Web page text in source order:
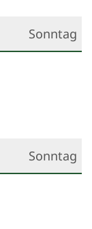
Sonntag
Sonntag